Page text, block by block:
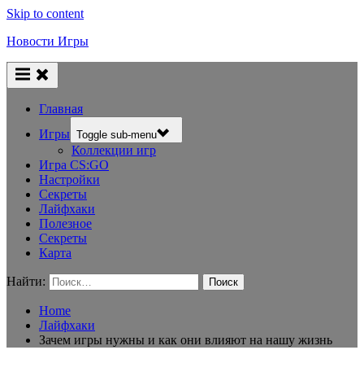
Skip to content
Новости Игры
Главная
Игры Toggle sub-menu
Коллекции игр
Игра CS:GO
Настройки
Секреты
Лайфхаки
Полезное
Секреты
Карта
Найти:
Home
Лайфхаки
Зачем игры нужны и как они влияют на нашу жизнь